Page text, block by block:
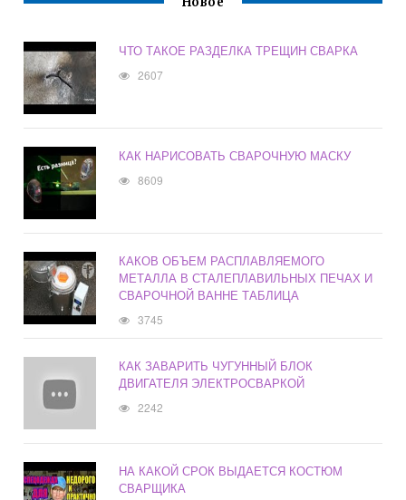
ЧТО ТАКОЕ РАЗДЕЛКА ТРЕЩИН СВАРКА
2607
КАК НАРИСОВАТЬ СВАРОЧНУЮ МАСКУ
8609
КАКОВ ОБЪЕМ РАСПЛАВЛЯЕМОГО
МЕТАЛЛА В СТАЛЕПЛАВИЛЬНЫХ ПЕЧАХ И
СВАРОЧНОЙ ВАННЕ ТАБЛИЦА
3745
КАК ЗАВАРИТЬ ЧУГУННЫЙ БЛОК
ДВИГАТЕЛЯ ЭЛЕКТРОСВАРКОЙ
2242
НА КАКОЙ СРОК ВЫДАЕТСЯ КОСТЮМ
СВАРЩИКА